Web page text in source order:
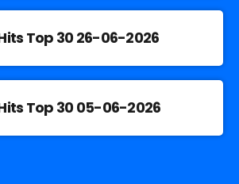
Top 30 26-06-2026
Top 30 05-06-2026